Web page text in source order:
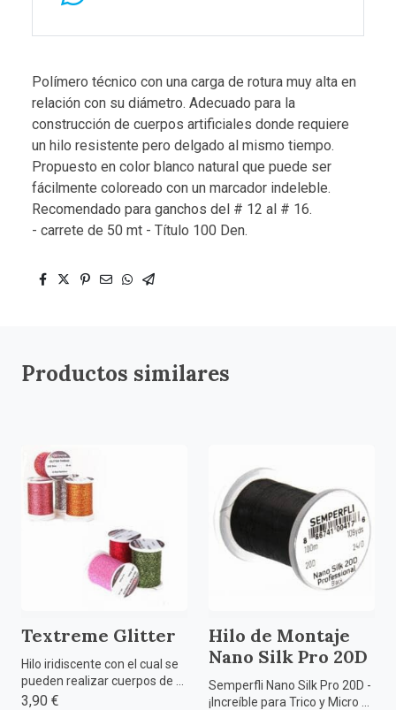
Polímero técnico con una carga de rotura muy alta en
relación con su diámetro. Adecuado para la
construcción de cuerpos artificiales donde requiere
un hilo resistente pero delgado al mismo tiempo.
Propuesto en color blanco natural que puede ser
fácilmente coloreado con un marcador indeleble.
Recomendado para ganchos del # 12 al # 16.
- carrete de 50 mt - Título 100 Den.
Productos similares
Textreme Glitter
Hilo iridiscente con el cual se
pueden realizar cuerpos de ...
3,90 €
Hilo de Montaje
Nano Silk Pro 20D
Semperfli Nano Silk Pro 20D -
¡Increíble para Trico y Micro ...